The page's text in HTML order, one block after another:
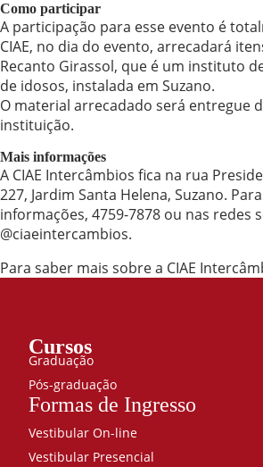
Como participar
A participação para esse evento é
CIAE, no dia do evento, arrecadará
Recanto Girassol, que é um instituto
de idosos, instalada em Suzano.
O material arrecadado será entregue
instituição.
Mais informações
A CIAE Intercâmbios fica na rua
227, Jardim Santa Helena, Suzano.
informações, 4759-7878 ou nas redes
@ciaeintercambios.
Para saber mais sobre a CIAE
Cursos
Graduação
Pós-graduação
Formas de Ingresso
Vestibular On-line
Vestibular Presencial